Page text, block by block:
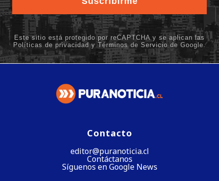
Contacto
editor@puranoticia.cl
Contáctanos
Síguenos en Google News